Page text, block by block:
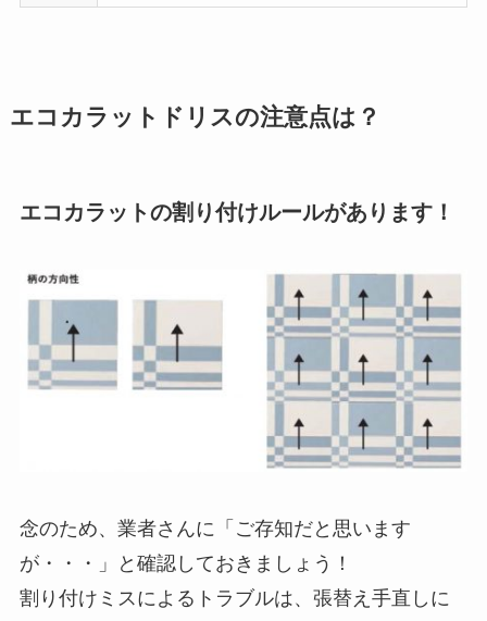
エコカラットドリスの注意点は？
エコカラットの割り付けルールがあります！
念のため、業者さんに「 ご存知だと思います
が・・・
」と確認しておきましょう！
割り付けミスによるトラブルは、張替え手直しに